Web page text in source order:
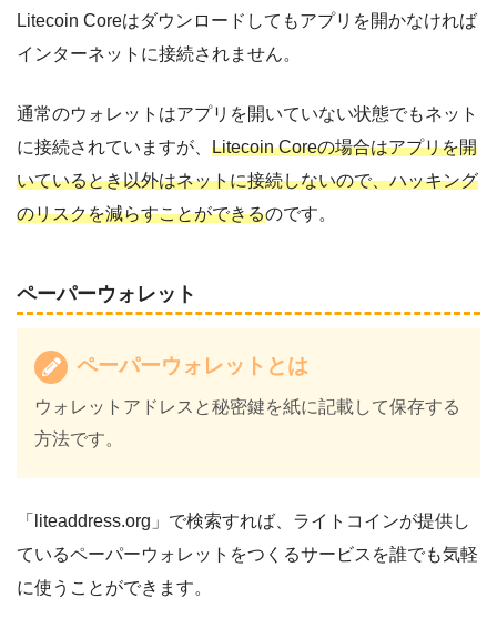
Litecoin Coreはダウンロードしてもアプリを開かなければ
インターネットに接続されません。
通常のウォレットはアプリを開いていない状態でもネット
に接続されていますが、 Litecoin Coreの場合はアプリを開
いているとき以外はネットに接続しないので、ハッキング
のリスクを減らすことができるのです。
ペーパーウォレット
ペーパーウォレットとは
ウォレットアドレスと秘密鍵を紙に記載して保存する
方法です。
「liteaddress.org」で検索すれば、ライトコインが提供し
ているペーパーウォレットをつくるサービスを誰でも気軽
に使うことができます。